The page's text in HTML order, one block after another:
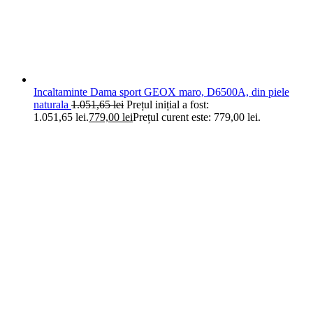
Incaltaminte Dama sport GEOX maro, D6500A, din piele
naturala 1.051,65lei Prețul inițial a fost:
1.051,65 lei.779,00 leiPrețul curent este: 779,00 lei.